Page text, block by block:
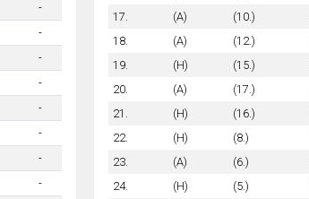
-
-
-
-
-
-
-
-
17.
(A) (10.)
18.
(A) (12.)
19.
(H) (15.)
20.
(A) (17.)
21.
(H) (16.)
22.
(H) (8.)
23.
(A) (6.)
24.
(H) (5.)